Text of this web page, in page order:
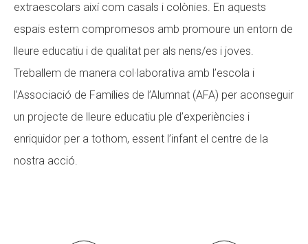
extraescolars així com casals i colònies. En aquests
espais estem compromesos amb promoure un entorn de
lleure educatiu i de qualitat per als nens/es i joves.
Treballem de manera col·laborativa amb l’escola i
l’Associació de Famílies de l’Alumnat (AFA) per aconseguir
un projecte de lleure educatiu ple d’experiències i
enriquidor per a tothom, essent l’infant el centre de la
nostra acció.
CONEIX FUNDESPLAI
L'equip
Missió i valors
Els comptes clars